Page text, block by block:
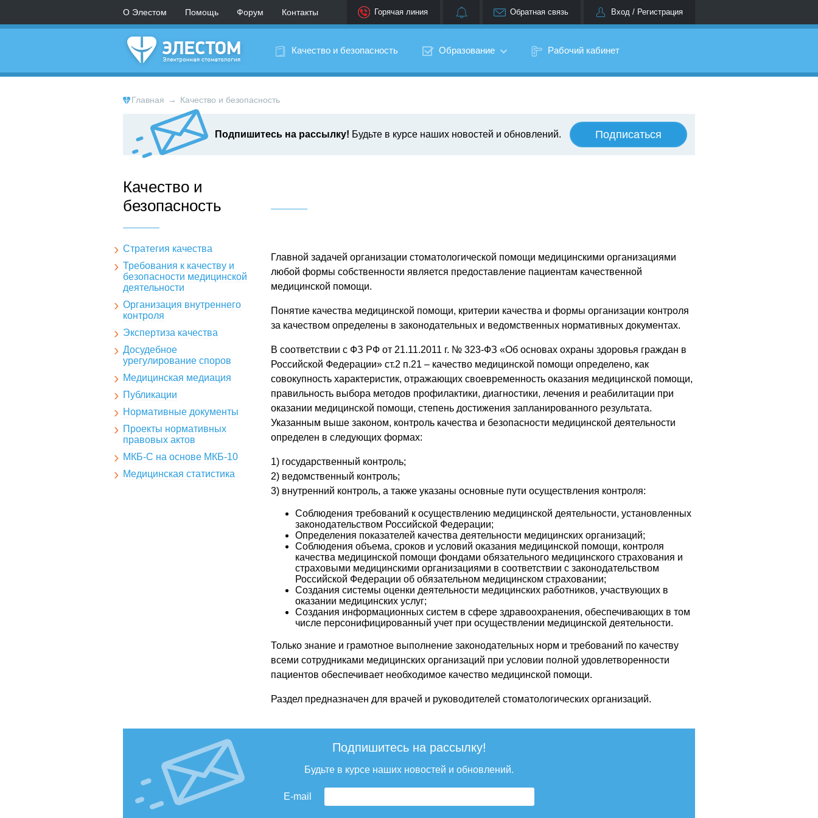
Горячая линия Обратная связь Вход / Регистрация
О Элестом Помощь Форум Контакты
Качество и безопасность Образование Рабочий кабинет
Главная → Качество и безопасность
Подпишитесь на рассылку! Будьте в курсе наших новостей и обновлений. Подписаться
Качество и
безопасность
Стратегия качества
Требования к качеству и
безопасности медицинской
деятельности
Организация внутреннего
контроля
Экспертиза качества
Досудебное
урегулирование споров
Медицинская медиация
Публикации
Нормативные документы
Проекты нормативных
правовых актов
МКБ-С на основе МКБ-10
Медицинская статистика
Главной задачей организации стоматологической помощи медицинскими организациями
любой формы собственности является предоставление пациентам качественной
медицинской помощи.
Понятие качества медицинской помощи, критерии качества и формы организации контроля
за качеством определены в законодательных и ведомственных нормативных документах.
В соответствии с ФЗ РФ от 21.11.2011 г. № 323-ФЗ «Об основах охраны здоровья граждан в
Российской Федерации» ст.2 п.21 – качество медицинской помощи определено, как
совокупность характеристик, отражающих своевременность оказания медицинской помощи,
правильность выбора методов профилактики, диагностики, лечения и реабилитации при
оказании медицинской помощи, степень достижения запланированного результата.
Указанным выше законом, контроль качества и безопасности медицинской деятельности
определен в следующих формах:
1) государственный контроль;
2) ведомственный контроль;
3) внутренний контроль, а также указаны основные пути осуществления контроля:
Соблюдения требований к осуществлению медицинской деятельности, установленных
законодательством Российской Федерации;
Определения показателей качества деятельности медицинских организаций;
Соблюдения объема, сроков и условий оказания медицинской помощи, контроля
качества медицинской помощи фондами обязательного медицинского страхования и
страховыми медицинскими организациями в соответствии с законодательством
Российской Федерации об обязательном медицинском страховании;
Создания системы оценки деятельности медицинских работников, участвующих в
оказании медицинских услуг;
Создания информационных систем в сфере здравоохранения, обеспечивающих в том
числе персонифицированный учет при осуществлении медицинской деятельности.
Только знание и грамотное выполнение законодательных норм и требований по качеству
всеми сотрудниками медицинских организаций при условии полной удовлетворенности
пациентов обеспечивает необходимое качество медицинской помощи.
Раздел предназначен для врачей и руководителей стоматологических организаций.
Подпишитесь на рассылку!
Будьте в курсе наших новостей и обновлений.
E-mail